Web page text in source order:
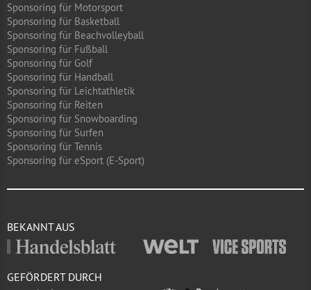
Sponsoring für Motorsport
Sponsoring für Basketball
Sponsoring für Beachvolleyball
Sponsoring für Fußball
Sponsoring für Golf
Sponsoring für Handball
Sponsoring für Leichtathletik
Sponsoring für Reiten
Sponsoring für Snowboarding
Sponsoring für Surfen
Sponsoring für Tennis
Sponsoring für eSport (E-Sport)
BEKANNT AUS
GEFÖRDERT DURCH